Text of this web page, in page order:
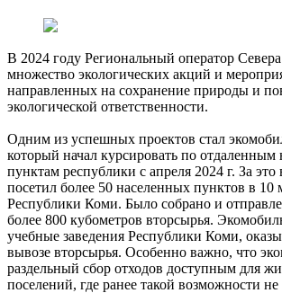
В 2024 году Региональный оператор
множество экологических акций и
направленных на сохранение природы и
экологической ответственности.
Одним из успешных проектов стал
который начал курсировать по
пунктам республики с апреля 2024 г. За
посетил более 50 населенных пунктов в 10
Республики Коми. Было собрано и
более 800 кубометров вторсырья.
учебные заведения Республики Коми,
вывозе вторсырья. Особенно важно, что
раздельный сбор отходов доступным для
поселений, где ранее такой возможности